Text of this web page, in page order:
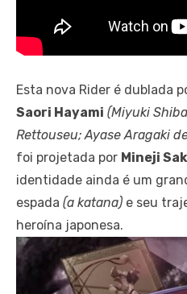
Esta nova Rider é dublada
Saori Hayami (Miyuki
Rettouseu; Ayase Aragaki
foi projetada por Mineji
identidade ainda é um
espada (a katana) e seu
heroína japonesa.